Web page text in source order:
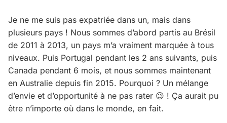
Je ne me suis pas expatriée dans un, mais dans
plusieurs pays ! Nous sommes d’abord partis au Brésil
de 2011 à 2013, un pays m’a vraiment marquée à tous
niveaux. Puis Portugal pendant les 2 ans suivants, puis
Canada pendant 6 mois, et nous sommes maintenant
en Australie depuis fin 2015. Pourquoi ? Un mélange
d’envie et d’opportunité à ne pas rater 😉 ! Ça aurait pu
être n’importe où dans le monde, en fait.